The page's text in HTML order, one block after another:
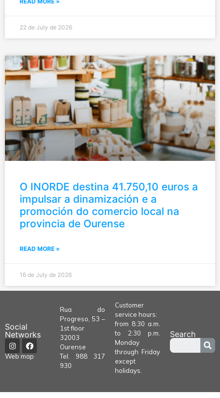
22 de July de 2026
O INORDE destina 41.750,10 euros a
impulsar a dinamización e a
promoción do comercio local na
provincia de Ourense
READ MORE »
16 de July de 2026
Social
Networks
Web map
Rua do
Progreso, 53 –
1st floor
32003
Ourense
Tel. 988 317
930
Customer
service hours:
from 8:30 a.m.
to 2:30 p.m.
Monday
through Friday
except
holidays.
Search